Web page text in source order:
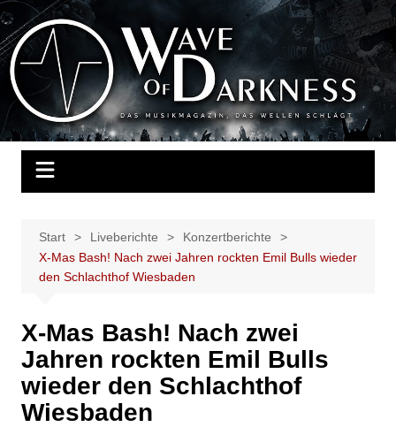
Zum
Inhalt
springen
Wave of Darkness
Das Musikmagazin, das Wellen schlägt. Konzerte, Festivals, Events,
Fotos, Termine, Interviews, Berichte, Musik
Start Liveberichte
Konzertberichte
X-Mas Bash! Nach zwei Jahren rockten Emil Bulls wieder
den Schlachthof Wiesbaden
X-Mas Bash! Nach zwei
Jahren rockten Emil Bulls
wieder den Schlachthof
Wiesbaden